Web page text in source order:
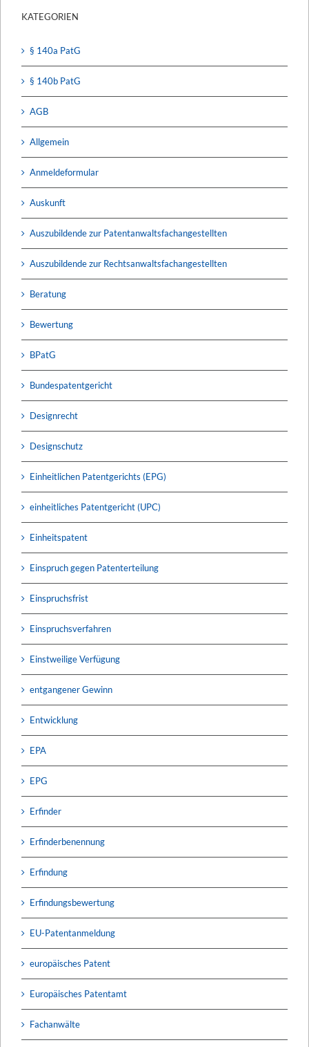
KATEGORIEN
§ 140a PatG
§ 140b PatG
AGB
Allgemein
Anmeldeformular
Auskunft
Auszubildende zur Patentanwaltsfachangestellten
Auszubildende zur Rechtsanwaltsfachangestellten
Beratung
Bewertung
BPatG
Bundespatentgericht
Designrecht
Designschutz
Einheitlichen Patentgerichts (EPG)
einheitliches Patentgericht (UPC)
Einheitspatent
Einspruch gegen Patenterteilung
Einspruchsfrist
Einspruchsverfahren
Einstweilige Verfügung
entgangener Gewinn
Entwicklung
EPA
EPG
Erfinder
Erfinderbenennung
Erfindung
Erfindungsbewertung
EU-Patentanmeldung
europäisches Patent
Europäisches Patentamt
Fachanwälte